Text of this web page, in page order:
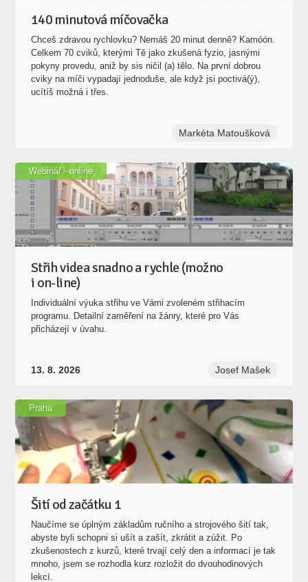
140 minutová míčovačka
Chceš zdravou rychlovku? Nemáš 20 minut denně? Kamóón.
Celkem 70 cviků, kterými Tě jako zkušená fyzio, jasnými
pokyny provedu, aniž by sis ničil (a) tělo. Na první dobrou
cviky na míči vypadají jednoduše, ale když jsi poctivá(ý),
ucítíš možná i třes.
Markéta Matoušková
Střih videa snadno a rychle (možno
i on-line)
Individuální výuka střihu ve Vámi zvoleném střihacím
programu. Detailní zaměření na žánry, které pro Vás
přicházejí v úvahu.
13. 8. 2026 Josef Mašek
Webinář - online
Šití od začátku 1
Naučíme se úplným základům ručního a strojového šití tak,
abyste byli schopni si ušít a zašít, zkrátit a zúžit. Po
zkušenostech z kurzů, které trvají celý den a informací je tak
mnoho, jsem se rozhodla kurz rozložit do dvouhodinových
lekcí.
Praha